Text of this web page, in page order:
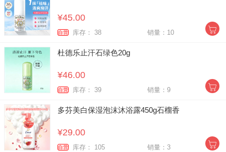
¥45.00
自营 库存： 38 销量：10
杜德乐止汗石绿色20g
¥46.00
自营 库存： 39 销量：9
多芬美白保湿泡沫沐浴露450g石榴香
¥29.00
自营 库存： 105 销量：3